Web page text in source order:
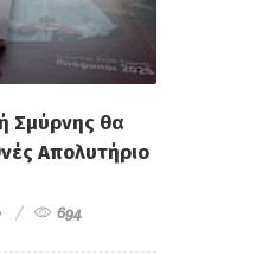
Σμύρνης θα
Απολυτήριο
694